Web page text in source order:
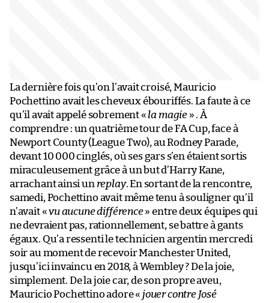
La dernière fois qu’on l’avait croisé, Mauricio
Pochettino avait les cheveux ébouriffés. La faute à ce
qu’il avait appelé sobrement « la magie» . À
comprendre : un quatrième tour de FA Cup, face à
Newport County (League Two), au Rodney Parade,
devant 10 000 cinglés, où ses gars s’en étaient sortis
miraculeusement grâce à un but d’Harry Kane,
arrachant ainsi un replay. En sortant de la rencontre,
samedi, Pochettino avait même tenu à souligner qu’il
n’avait «vu aucune différence» entre deux équipes qui
ne devraient pas, rationnellement, se battre à gants
égaux. Qu’a ressenti le technicien argentin mercredi
soir au moment de recevoir Manchester United,
jusqu’ici invaincu en 2018, à Wembley ? De la joie,
simplement. De la joie car, de son propre aveu,
Mauricio Pochettino adore « jouer contre José